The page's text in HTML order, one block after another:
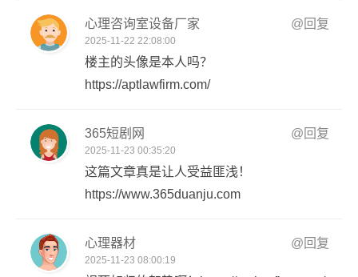
心理咨询室设备厂家 @回复
2025-11-22 22:08:00
楼主的头像是本人吗？
https://aptlawfirm.com/
365短剧网 @回复
2025-11-23 00:35:20
这篇文章真是让人受益匪浅！
https://www.365duanju.com
心理器材 @回复
2025-11-23 08:00:19